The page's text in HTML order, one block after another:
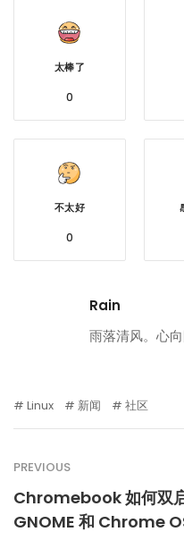
太棒了
0
不太好
0
Rain
雨落清风。心
Linux 新闻 社区
PREVIOUS
Chromebook 如何双
GNOME 和 Chrome